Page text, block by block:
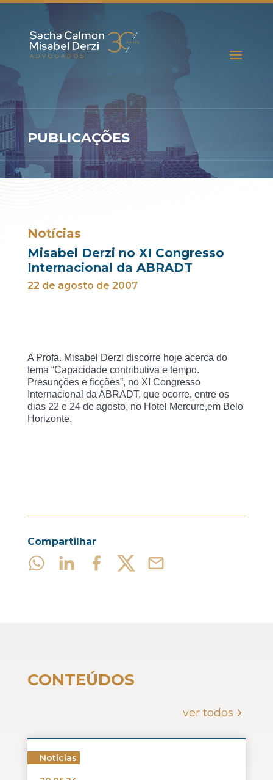
PUBLICAÇÕES
Notícias
Misabel Derzi no XI Congresso
Internacional da ABRADT
22 de agosto de 2007
A Profa. Misabel Derzi discorre hoje acerca do
tema “Capacidade contributiva e tempo.
Presunções e ficções”, no XI Congresso
Internacional da ABRADT, que ocorre, entre os
dias 22 e 24 de agosto, no Hotel Mercure,em Belo
Horizonte.
Compartilhar
CONTEÚDOS
ver todos
Notícias